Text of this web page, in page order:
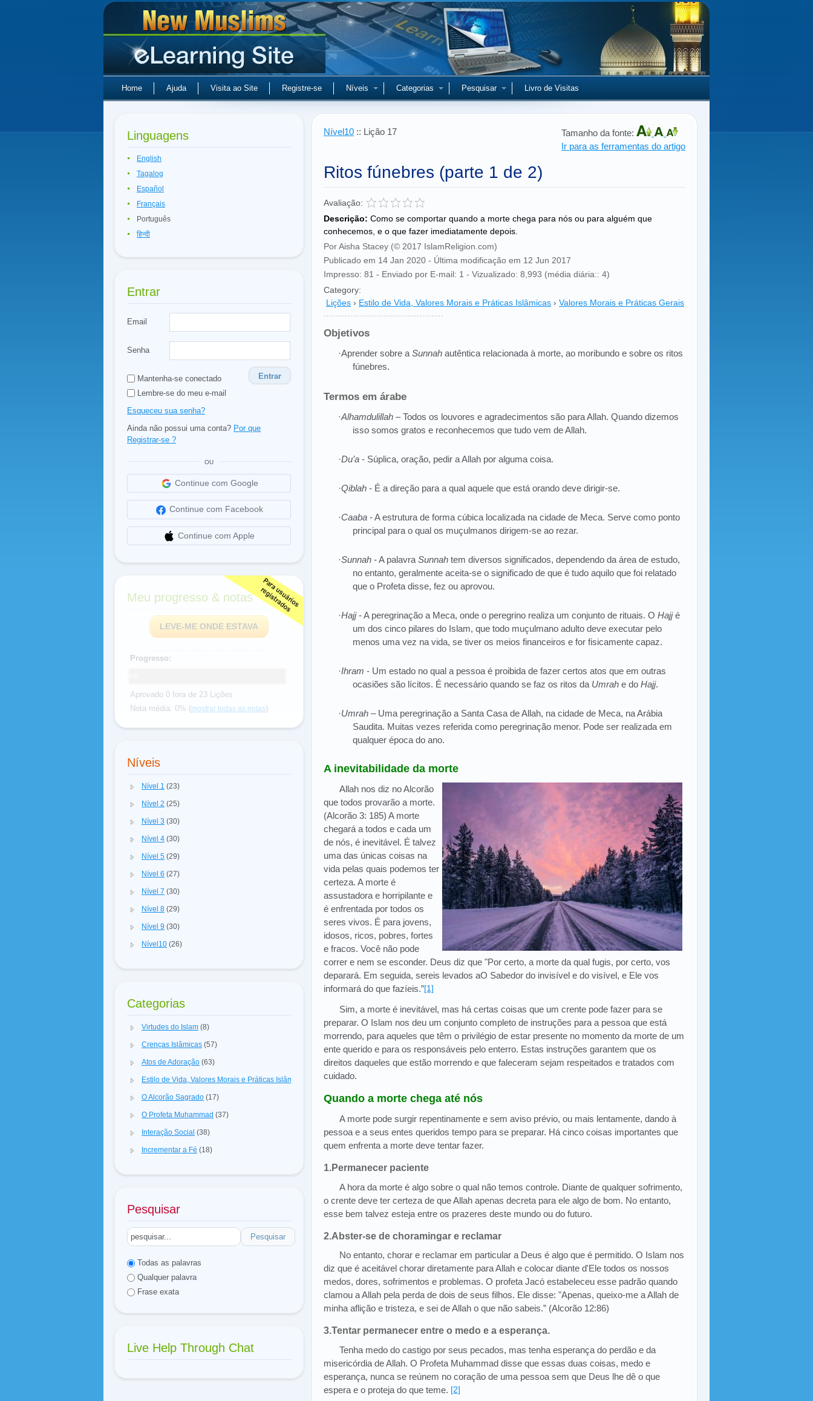
Home Ajuda Visita ao Site Registre-se Níveis Categorias Pesquisar Livro de Visitas
Linguagens
English
Tagalog
Español
Français
Português
हिन्दी
Entrar
Email
Senha
Mantenha-se conectado
Entrar
Lembre-se do meu e-mail
Esqueceu sua senha?
Ainda não possui uma conta? Por que
Registrar-se ?
OU
Continue com Google
Continue com Facebook
Continue com Apple
Meu progresso & notas
LEVE-ME ONDE ESTAVA
Progresso:
Aprovado 0 fora de 23 Lições
Nota média: 0% (mostrar todas as notas)
Níveis
Nível 1 (23)
Nível 2 (25)
Nível 3 (30)
Nível 4 (30)
Nível 5 (29)
Nível 6 (27)
Nível 7 (30)
Nível 8 (29)
Nível 9 (30)
Nível10 (26)
Categorias
Virtudes do Islam (8)
Crenças Islâmicas (57)
Atos de Adoração (63)
Estilo de Vida, Valores Morais e Práticas Islâmicas
O Alcorão Sagrado (17)
O Profeta Muhammad (37)
Interação Social (38)
Incrementar a Fé (18)
Pesquisar
Pesquisar
Todas as palavras
Qualquer palavra
Frase exata
Live Help Through Chat
Nível10 :: Lição 17
Tamanho da fonte:
Ir para as ferramentas do artigo
Ritos fúnebres (parte 1 de 2)
Avaliação:
Descrição: Como se comportar quando a morte chega para nós ou para alguém que
conhecemos, e o que fazer imediatamente depois.
Por Aisha Stacey (© 2017 IslamReligion.com)
Publicado em 14 Jan 2020 - Última modificação em 12 Jun 2017
Impresso: 81 - Enviado por E-mail: 1 - Vizualizado: 8,993 (média diária:: 4)
Category:
Lições › Estilo de Vida, Valores Morais e Práticas Islâmicas › Valores Morais e Práticas Gerais
Objetivos
·Aprender sobre a Sunnah autêntica relacionada à morte, ao moribundo e sobre os ritos
fúnebres.
Termos em árabe
·Alhamdulillah – Todos os louvores e agradecimentos são para Allah. Quando dizemos
isso somos gratos e reconhecemos que tudo vem de Allah.
·Du’a - Súplica, oração, pedir a Allah por alguma coisa.
·Qiblah - É a direção para a qual aquele que está orando deve dirigir-se.
·Caaba - A estrutura de forma cúbica localizada na cidade de Meca. Serve como ponto
principal para o qual os muçulmanos dirigem-se ao rezar.
·Sunnah - A palavra Sunnah tem diversos significados, dependendo da área de estudo,
no entanto, geralmente aceita-se o significado de que é tudo aquilo que foi relatado
que o Profeta disse, fez ou aprovou.
·Hajj- A peregrinação a Meca, onde o peregrino realiza um conjunto de rituais. O Hajjé
um dos cinco pilares do Islam, que todo muçulmano adulto deve executar pelo
menos uma vez na vida, se tiver os meios financeiros e for fisicamente capaz.
·Ihram - Um estado no qual a pessoa é proibida de fazer certos atos que em outras
ocasiões são lícitos. É necessário quando se faz os ritos da Umrah e do Hajj.
·Umrah – Uma peregrinação a Santa Casa de Allah, na cidade de Meca, na Arábia
Saudita. Muitas vezes referida como peregrinação menor. Pode ser realizada em
qualquer época do ano.
A inevitabilidade da morte
Allah nos diz no Alcorão
que todos provarão a morte.
(Alcorão 3: 185) A morte
chegará a todos e cada um
de nós, é inevitável. É talvez
uma das únicas coisas na
vida pelas quais podemos ter
certeza. A morte é
assustadora e horripilante e
é enfrentada por todos os
seres vivos. É para jovens,
idosos, ricos, pobres, fortes
e fracos. Você não pode
correr e nem se esconder. Deus diz que "Por certo, a morte da qual fugis, por certo, vos
deparará. Em seguida, sereis levados aO Sabedor do invisível e do visível, e Ele vos
informará do que fazíeis.”[1]
Sim, a morte é inevitável, mas há certas coisas que um crente pode fazer para se
preparar. O Islam nos deu um conjunto completo de instruções para a pessoa que está
morrendo, para aqueles que têm o privilégio de estar presente no momento da morte de um
ente querido e para os responsáveis pelo enterro. Estas instruções garantem que os
direitos daqueles que estão morrendo e que faleceram sejam respeitados e tratados com
cuidado.
Quando a morte chega até nós
A morte pode surgir repentinamente e sem aviso prévio, ou mais lentamente, dando à
pessoa e a seus entes queridos tempo para se preparar. Há cinco coisas importantes que
quem enfrenta a morte deve tentar fazer.
1.Permanecer paciente
A hora da morte é algo sobre o qual não temos controle. Diante de qualquer sofrimento,
o crente deve ter certeza de que Allah apenas decreta para ele algo de bom. No entanto,
esse bem talvez esteja entre os prazeres deste mundo ou do futuro.
2.Abster-se de choramingar e reclamar
No entanto, chorar e reclamar em particular a Deus é algo que é permitido. O Islam nos
diz que é aceitável chorar diretamente para Allah e colocar diante d'Ele todos os nossos
medos, dores, sofrimentos e problemas. O profeta Jacó estabeleceu esse padrão quando
clamou a Allah pela perda de dois de seus filhos. Ele disse: "Apenas, queixo-me a Allah de
minha aflição e tristeza, e sei de Allah o que não sabeis.” (Alcorão 12:86)
3.Tentar permanecer entre o medo e a esperança.
Tenha medo do castigo por seus pecados, mas tenha esperança do perdão e da
misericórdia de Allah. O Profeta Muhammad disse que essas duas coisas, medo e
esperança, nunca se reúnem no coração de uma pessoa sem que Deus lhe dê o que
espera e o proteja do que teme. [2]